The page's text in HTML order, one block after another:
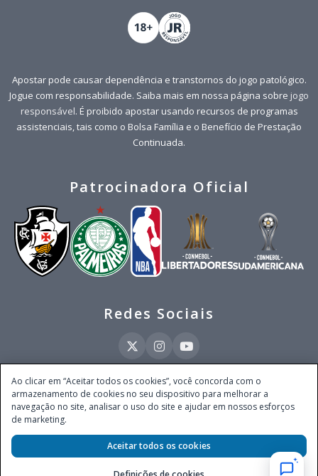
Apostar pode causar dependência e transtornos do jogo patológico.
Jogue com responsabilidade. Saiba mais em nossa página sobre jogo
responsável. É proibido apostar usando recursos de programas
assistenciais, tais como o Bolsa Família e o Benefício de Prestação
Continuada.
Patrocinadora Oficial
Redes Sociais
Este site é operado pela Ventmear Brasil LTDA (CNPJ 52.868.380/0001-84), com
endereço na Avenida Brigadeiro Faria Lima, nº 4.055, 3º andar, Itaim Bibi, no
Município de São Paulo, Estado de São Paulo, CEP 04538-133, Brasil - empresa
autorizada a operar apostas de quota fixa em todo território nacional pela
Secretaria de Prêmios e Apostas do Ministério da Fazenda, conforme Portaria nº
247, de 07.02.2025, publicada no DOU em 11.2.2025.
Ao clicar em “Aceitar todos os cookies”, você concorda com o
armazenamento de cookies no seu dispositivo para melhorar a
navegação no site, analisar o uso do site e ajudar em nossos esforços
de marketing.
Aceitar todos os cookies